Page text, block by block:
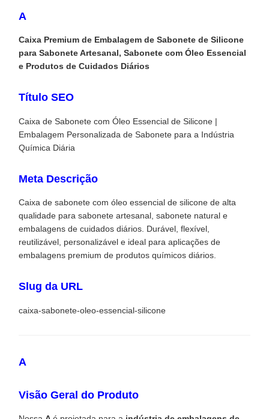
A
Caixa Premium de Embalagem de Sabonete de Silicone
para Sabonete Artesanal, Sabonete com Óleo Essencial
e Produtos de Cuidados Diários
Título SEO
Caixa de Sabonete com Óleo Essencial de Silicone |
Embalagem Personalizada de Sabonete para a Indústria
Química Diária
Meta Descrição
Caixa de sabonete com óleo essencial de silicone de alta
qualidade para sabonete artesanal, sabonete natural e
embalagens de cuidados diários. Durável, flexível,
reutilizável, personalizável e ideal para aplicações de
embalagens premium de produtos químicos diários.
Slug da URL
caixa-sabonete-oleo-essencial-silicone
A
Visão Geral do Produto